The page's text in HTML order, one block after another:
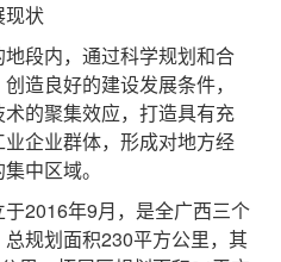
状
段内，通过科学规划和合
造良好的建设发展条件，
的聚集效应，打造具有充
企业群体，形成对地方经
中区域。
2016年9月，是全广西三个
规划面积230平方公里，其